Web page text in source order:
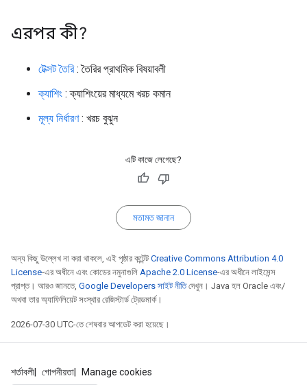
এরপর কী?
টেক্সট তৈরি: তৈরির প্রাথমিক বিষয়াবলী
ক্যাশিং : ক্যাশিংয়ের মাধ্যমে খরচ কমান
মূল্য নির্ধারণ: খরচ বুঝুন
এটি কাজে লেগেছে?
মতামত জানান
অন্য কিছু উল্লেখ না করা থাকলে, এই পৃষ্ঠার কন্টেন্ট Creative Commons Attribution 4.0
License-এর অধীনে এবং কোডের নমুনাগুলি Apache 2.0 License-এর অধীনে লাইসেন্স
প্রাপ্ত। আরও জানতে, Google Developers সাইট নীতিদেখুন। Java হল Oracle এবং/
অথবা তার অ্যাফিলিয়েট সংস্থার রেজিস্টার্ড ট্রেডমার্ক।
2026-07-30 UTC-তে শেষবার আপডেট করা হয়েছে।
শর্তাবলী গোপনীয়তা Manage cookies